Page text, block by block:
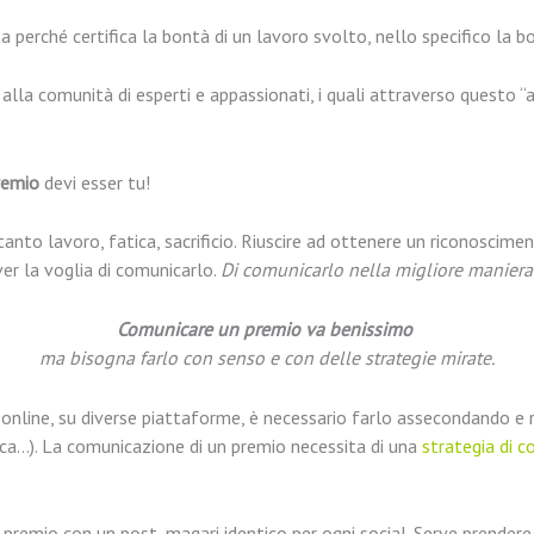
perché certifica la bontà di un lavoro svolto, nello specifico la
comunità di esperti e appassionati, i quali attraverso questo
devi esser tu!
lavoro, fatica, sacrificio. Riuscire ad ottenere un
la voglia di comunicarlo. Di comunicarlo nella migliore
Comunicare un premio va benissimo
ma bisogna farlo con senso e con delle strategie mirate.
su diverse piattaforme, è necessario farlo assecondando
La comunicazione di un premio necessita di una strategia di